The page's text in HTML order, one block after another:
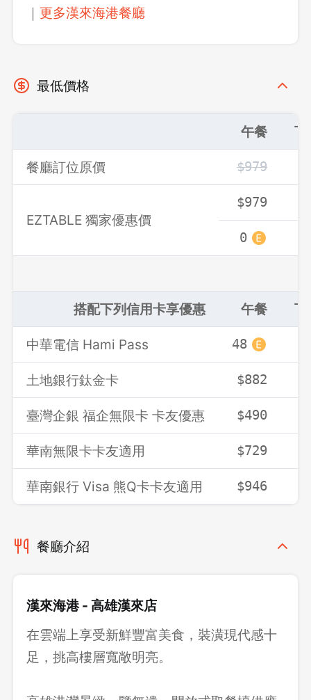
｜ 更多漢來海港餐廳
最低價格
午餐 下
餐廳訂位原價 $979
EZTABLE 獨家優惠價
$979
0
搭配下列信用卡享優惠 午餐 下
中華電信 Hami Pass 48
土地銀行鈦金卡 $882
臺灣企銀 福企無限卡 卡友優惠 $490
華南無限卡卡友適用 $729
華南銀行 Visa 熊Q卡卡友適用 $946
餐廳介紹
漢來海港 - 高雄漢來店
在雲端上享受新鮮豐富美食，裝潢現代感十
足，挑高樓層寬敞明亮。